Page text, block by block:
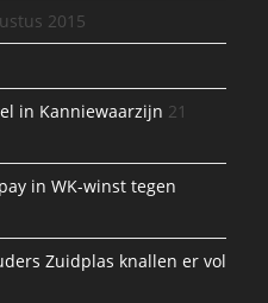
2015
in Kanniewaarzijn 21
in WK-winst tegen
Zuidplas knallen er vol